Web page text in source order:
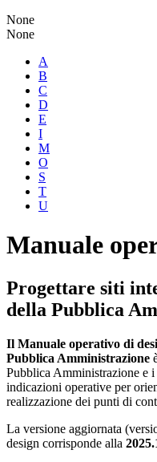
None
None
A
B
C
D
E
I
M
O
S
T
U
Manuale
Progettare siti
della Pubblica
Il Manuale operativo di
Pubblica Amministrazione
Pubblica Amministrazione e
indicazioni operative per
realizzazione dei punti di
La versione aggiornata
design corrisponde alla